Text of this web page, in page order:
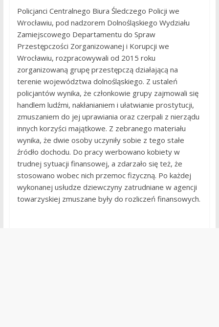
Policjanci Centralnego Biura Śledczego Policji we
Wrocławiu, pod nadzorem Dolnośląskiego Wydziału
Zamiejscowego Departamentu do Spraw
Przestępczości Zorganizowanej i Korupcji we
Wrocławiu, rozpracowywali od 2015 roku
zorganizowaną grupę przestępczą działającą na
terenie województwa dolnośląskiego. Z ustaleń
policjantów wynika, że członkowie grupy zajmowali się
handlem ludźmi, nakłanianiem i ułatwianie prostytucji,
zmuszaniem do jej uprawiania oraz czerpali z nierządu
innych korzyści majątkowe. Z zebranego materiału
wynika, że dwie osoby uczyniły sobie z tego stałe
źródło dochodu. Do pracy werbowano kobiety w
trudnej sytuacji finansowej, a zdarzało się też, że
stosowano wobec nich przemoc fizyczną. Po każdej
wykonanej usłudze dziewczyny zatrudniane w agencji
towarzyskiej zmuszane były do rozliczeń finansowych.